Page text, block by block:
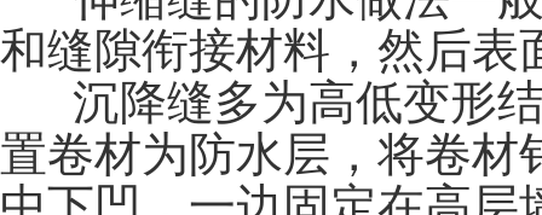
和缝隙衔接材料，然后表
沉降缝多为高低变形结
置卷材为防水层，将卷材